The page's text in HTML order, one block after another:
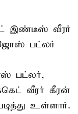
இண்டீஸ் வீரர்
பட்லர்
பட்லர்,
வீரர் கீரன்
உள்ளார்.